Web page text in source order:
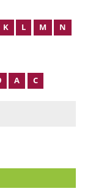
K L M
N
A C